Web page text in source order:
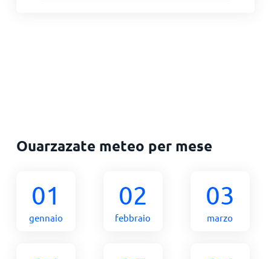
Ouarzazate meteo per mese
01
gennaio
02
febbraio
03
marzo